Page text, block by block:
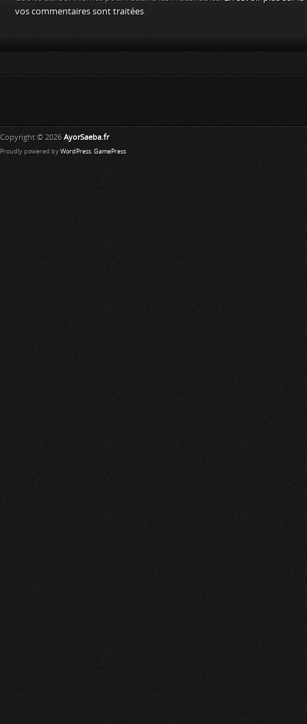
vos commentaires sont traitées.
Copyright © 2026 AyorSaeba.fr
Proudly powered by WordPress. GamePress